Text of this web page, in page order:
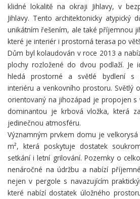
klidné lokalitě na okraji Jihlavy, v
Jihlavy. Tento architektonicky atypický
unikátním řešením, ale také příjemnou
které je interiér i prostorná terasa po
Dům byl kolaudován v roce 2013 a
plochy rozložené do dvou podlaží. Je
hledá prostorné a světlé bydlení s
interiéru a venkovního prostoru. Světlý
orientovaný na jihozápad je propojen
dominantou je krbová vložka, která
jedinečnou atmosféru.
Významným prvkem domu je
m², která poskytuje dostatek
setkání i letní grilování. Pozemky o
nenáročné na údržbu a nabízí
nejen v pergole s navazujícím
které nabízí dostatek úložného